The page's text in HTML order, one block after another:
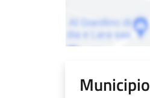
Municipio